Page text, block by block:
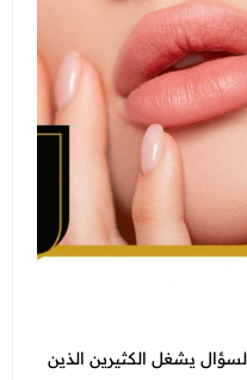
النسائي
يشغل الكثيرين الذين